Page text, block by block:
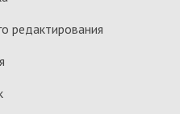
редактирования